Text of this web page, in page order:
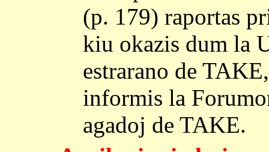
(p. 179) raportas
kiu okazis dum la
estrarano de
informis la
agadoj de TAKE.